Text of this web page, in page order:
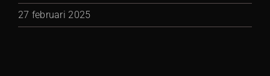
27 februari 2025